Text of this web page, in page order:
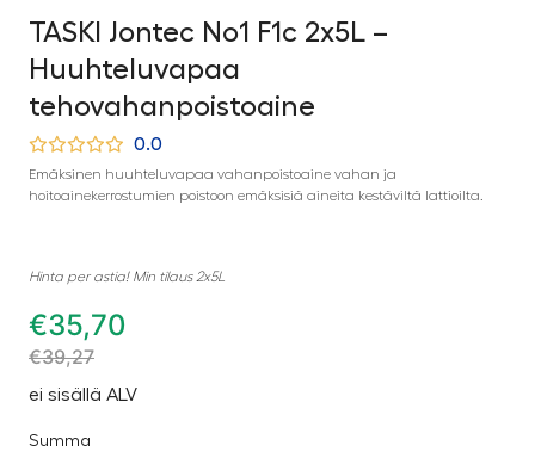
TASKI Jontec No1 F1c 2x5L –
Huuhteluvapaa
tehovahanpoistoaine
0.0
Emäksinen huuhteluvapaa vahanpoistoaine vahan ja
hoitoainekerrostumien poistoon emäksisiä aineita kestäviltä lattioilta.
Hinta per astia! Min tilaus 2x5L
€35,70
€39,27
ei sisällä ALV
Summa